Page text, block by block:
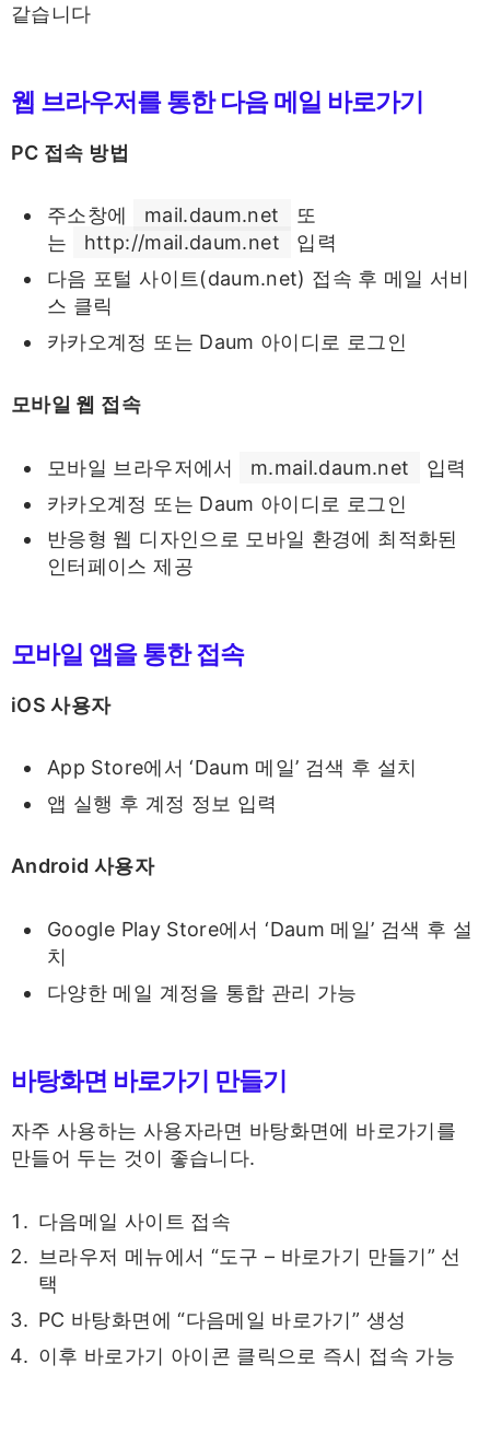
같습니다
웹 브라우저를 통한 다음 메일 바로가기
PC 접속 방법
주소창에 mail.daum.net
또
는
http://mail.daum.net
입력
다음 포털 사이트(daum.net) 접속 후 메일 서비
스 클릭
카카오계정 또는 Daum 아이디로 로그인
모바일 웹 접속
모바일 브라우저에서 m.mail.daum.net
입력
카카오계정 또는 Daum 아이디로 로그인
반응형 웹 디자인으로 모바일 환경에 최적화된
인터페이스 제공
모바일 앱을 통한 접속
iOS 사용자
App Store에서 ‘Daum 메일’ 검색 후 설치
앱 실행 후 계정 정보 입력
Android 사용자
Google Play Store에서 ‘Daum 메일’ 검색 후 설
치
다양한 메일 계정을 통합 관리 가능
바탕화면 바로가기 만들기
자주 사용하는 사용자라면 바탕화면에 바로가기를
만들어 두는 것이 좋습니다.
다음메일 사이트 접속
브라우저 메뉴에서 “도구 – 바로가기 만들기” 선
택
PC 바탕화면에 “다음메일 바로가기” 생성
이후 바로가기 아이콘 클릭으로 즉시 접속 가능